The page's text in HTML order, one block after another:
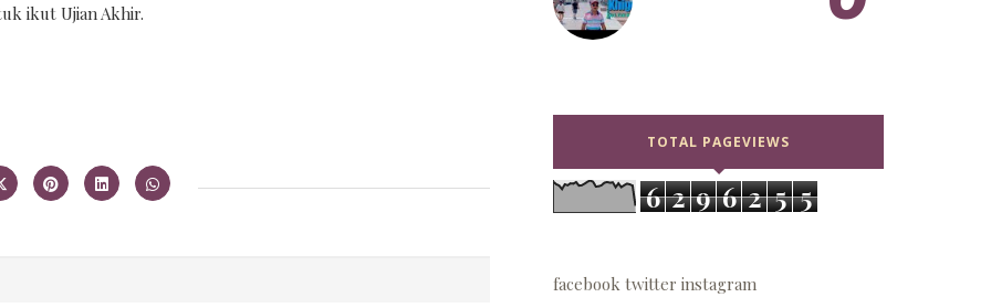
ikut Ujian Akhir.
TOTAL PAGEVIEWS
6 2 9 6 2 5 5
facebook twitter instagram